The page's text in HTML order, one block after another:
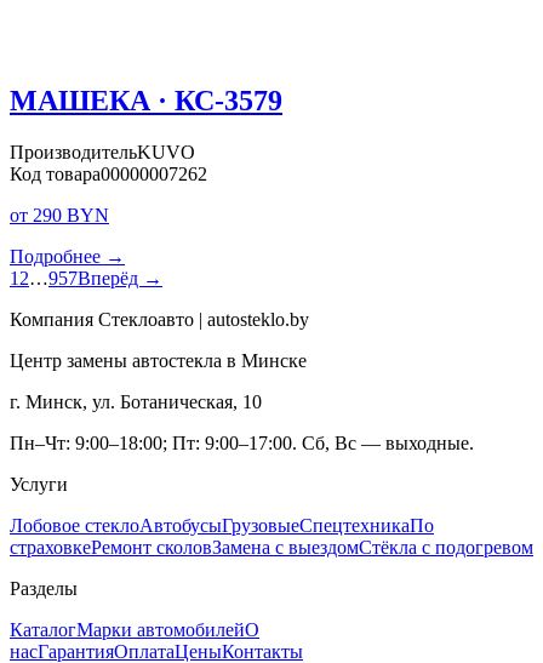
МАШЕКА · КС-3579
ПроизводительKUVO
Код товара00000007262
от 290 BYN
Подробнее →
1 2…957Вперёд →
Компания Стеклоавто | autosteklo.by
Центр замены автостекла в Минске
г. Минск, ул. Ботаническая, 10
Пн–Чт: 9:00–18:00; Пт: 9:00–17:00. Сб, Вс — выходные.
Услуги
Лобовое стеклоАвтобусыГрузовыеСпецтехникаПо
страховкеРемонт сколовЗамена с выездомСтёкла с подогревом
Разделы
КаталогМарки автомобилейО
насГарантияОплатаЦеныКонтакты